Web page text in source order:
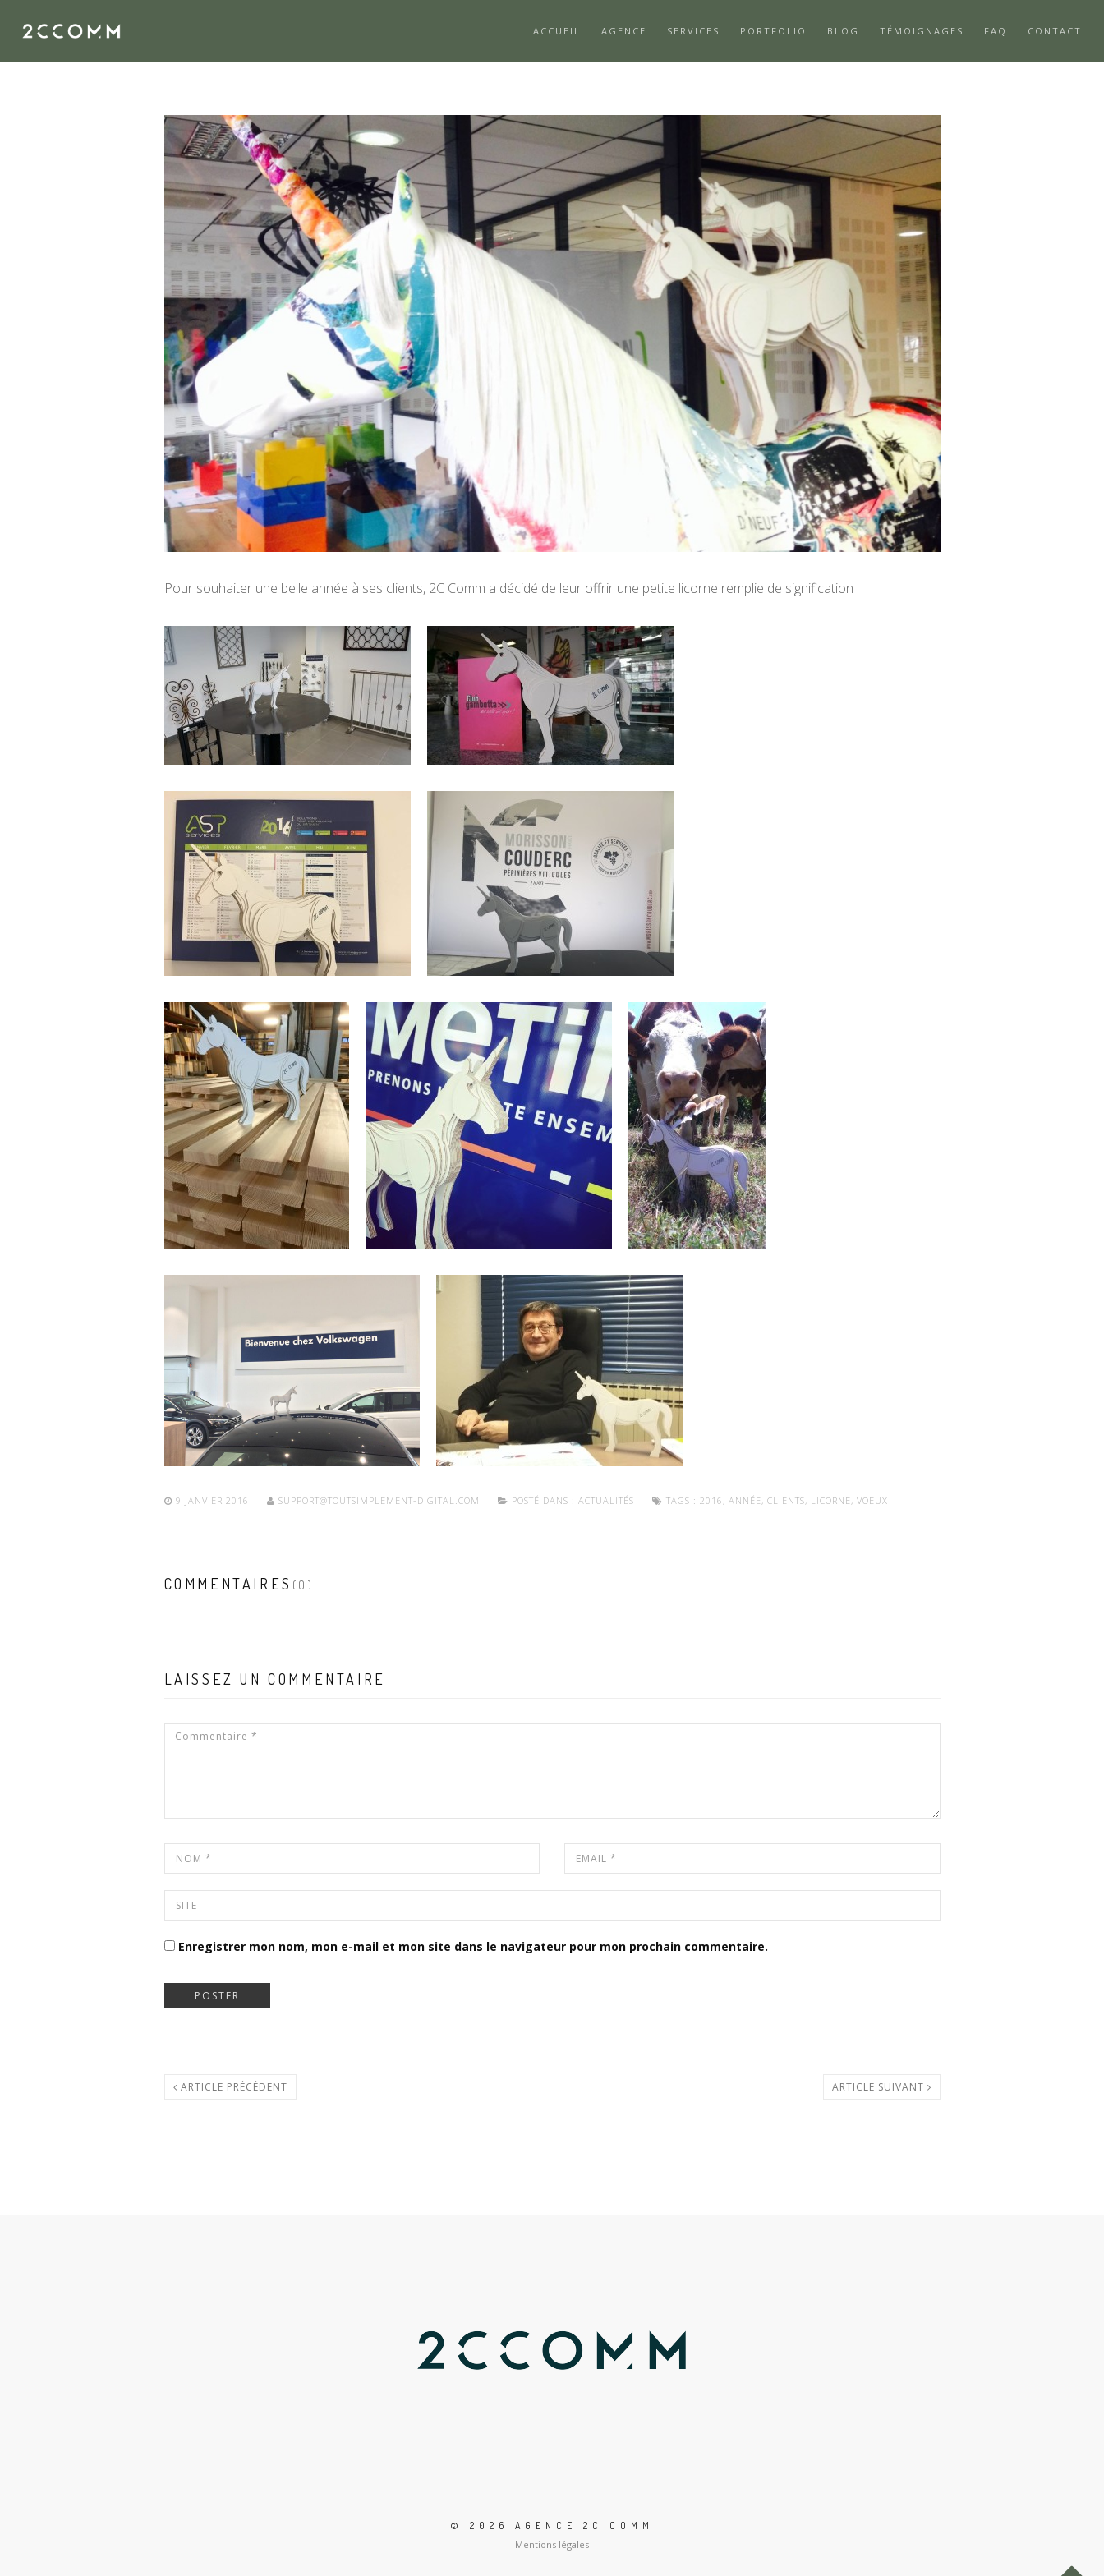
ACCUEIL AGENCE SERVICES PORTFOLIO BLOG TÉMOIGNAGES FAQ CONTACT
Pour souhaiter une belle année à ses clients, 2C Comm a décidé de leur offrir une petite licorne remplie de signification
9 JANVIER 2016 SUPPORT@TOUTSIMPLEMENT-DIGITAL.COM POSTÉ DANS : ACTUALITÉS TAGS : 2016 , ANNÉE , CLIENTS, LICORNE , VOEUX
COMMENTAIRES (0)
LAISSEZ UN COMMENTAIRE
Enregistrer mon nom, mon e-mail et mon site dans le navigateur pour mon prochain commentaire.
ARTICLE PRÉCÉDENT ARTICLE SUIVANT
© 2026 AGENCE 2C COMM
Mentions légales